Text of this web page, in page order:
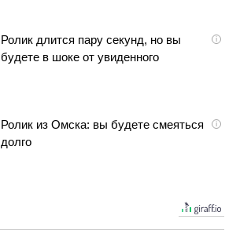
i
Ролик длится пару секунд, но вы
будете в шоке от увиденного
i
Ролик из Омска: вы будете смеяться
долго